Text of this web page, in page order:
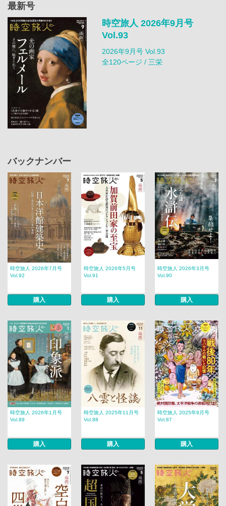
最新号
時空旅人 2026年9月号
Vol.93
2026年9月号 Vol.93
全120ページ / 三栄
バックナンバー
時空旅人 2026年7月号
Vol.92
購入
時空旅人 2026年5月号
Vol.91
購入
時空旅人 2026年3月号
Vol.90
購入
時空旅人 2026年1月号
Vol.89
購入
時空旅人 2025年11月号
Vol.88
購入
時空旅人 2025年9月号
Vol.87
購入